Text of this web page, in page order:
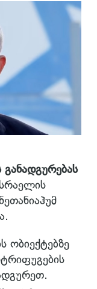
განადგურებას
ობიექტებზე